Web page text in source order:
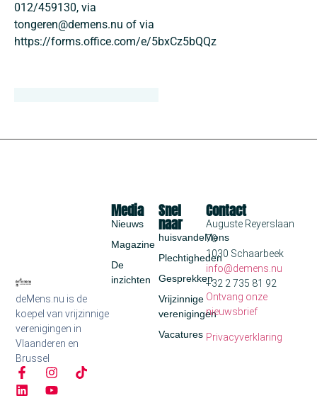
012/459130, via
tongeren@demens.nu of via
https://forms.office.com/e/5bxCz5bQQz
deMens.nu is de
koepel van vrijzinnige
verenigingen in
Vlaanderen en
Brussel
Snel
naar
huisvandeMens
Plechtigheden
Gesprekken
Vrijzinnige
verenigingen
Vacatures
Media
Nieuws
Magazine
De
inzichten
Contact
Auguste Reyerslaan
70
1030 Schaarbeek
info@demens.nu
+32 2 735 81 92
Ontvang onze
nieuwsbrief
Privacyverklaring